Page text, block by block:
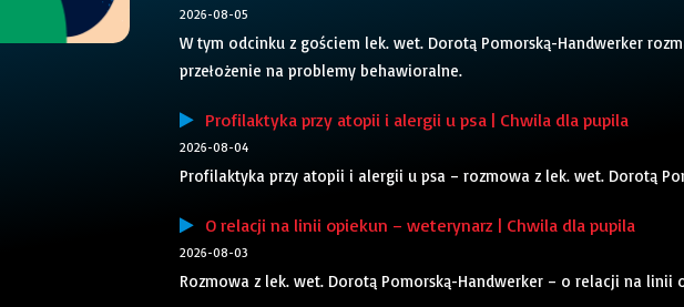
2026-08-05
W tym odcinku z gościem lek. wet. Dorotą Pomorską-Handwerker
przełożenie na problemy behawioralne.
Profilaktyka przy atopii i alergii u psa | Chwila dla pupila
2026-08-04
Profilaktyka przy atopii i alergii u psa – rozmowa z lek. wet. Dorotą
O relacji na linii opiekun – weterynarz | Chwila dla pupila
2026-08-03
Rozmowa z lek. wet. Dorotą Pomorską-Handwerker – o relacji na linii